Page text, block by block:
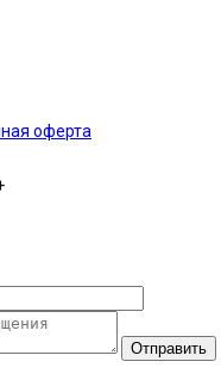
оферта
Отправить